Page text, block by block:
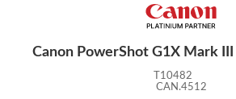
Canon PowerShot G1X Mark
T10482
CAN.4512